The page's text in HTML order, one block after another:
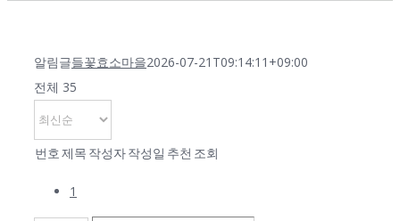
알림글들꽃효소마을2026-07-21T09:14:11+09:00
전체 35
번호제목 작성자작성일 추천 조회
1